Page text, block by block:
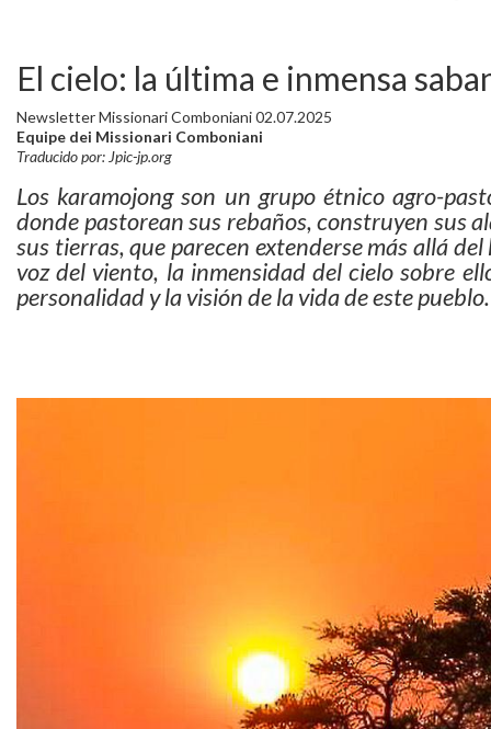
El cielo: la última e inmensa
Newsletter Missionari Comboniani 02.07.2025
Equipe dei Missionari Comboniani
Traducido por: Jpic-jp.org
Los karamojong son un grupo étnico agro-
donde pastorean sus rebaños, construyen sus
sus tierras, que parecen extenderse más allá
voz del viento, la inmensidad del cielo sobre
personalidad y la visión de la vida de este pueblo.